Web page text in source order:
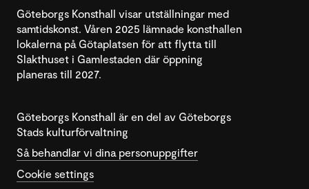
Göteborgs Konsthall visar utställningar med
samtidskonst. Våren 2025 lämnade konsthallen
lokalerna på Götaplatsen för att flytta till
Slakthuset i Gamlestaden där öppning
planeras till 2027.
Göteborgs Konsthall är en del av Göteborgs
Stads kulturförvaltning
Så behandlar vi dina personuppgifter
Cookie settings